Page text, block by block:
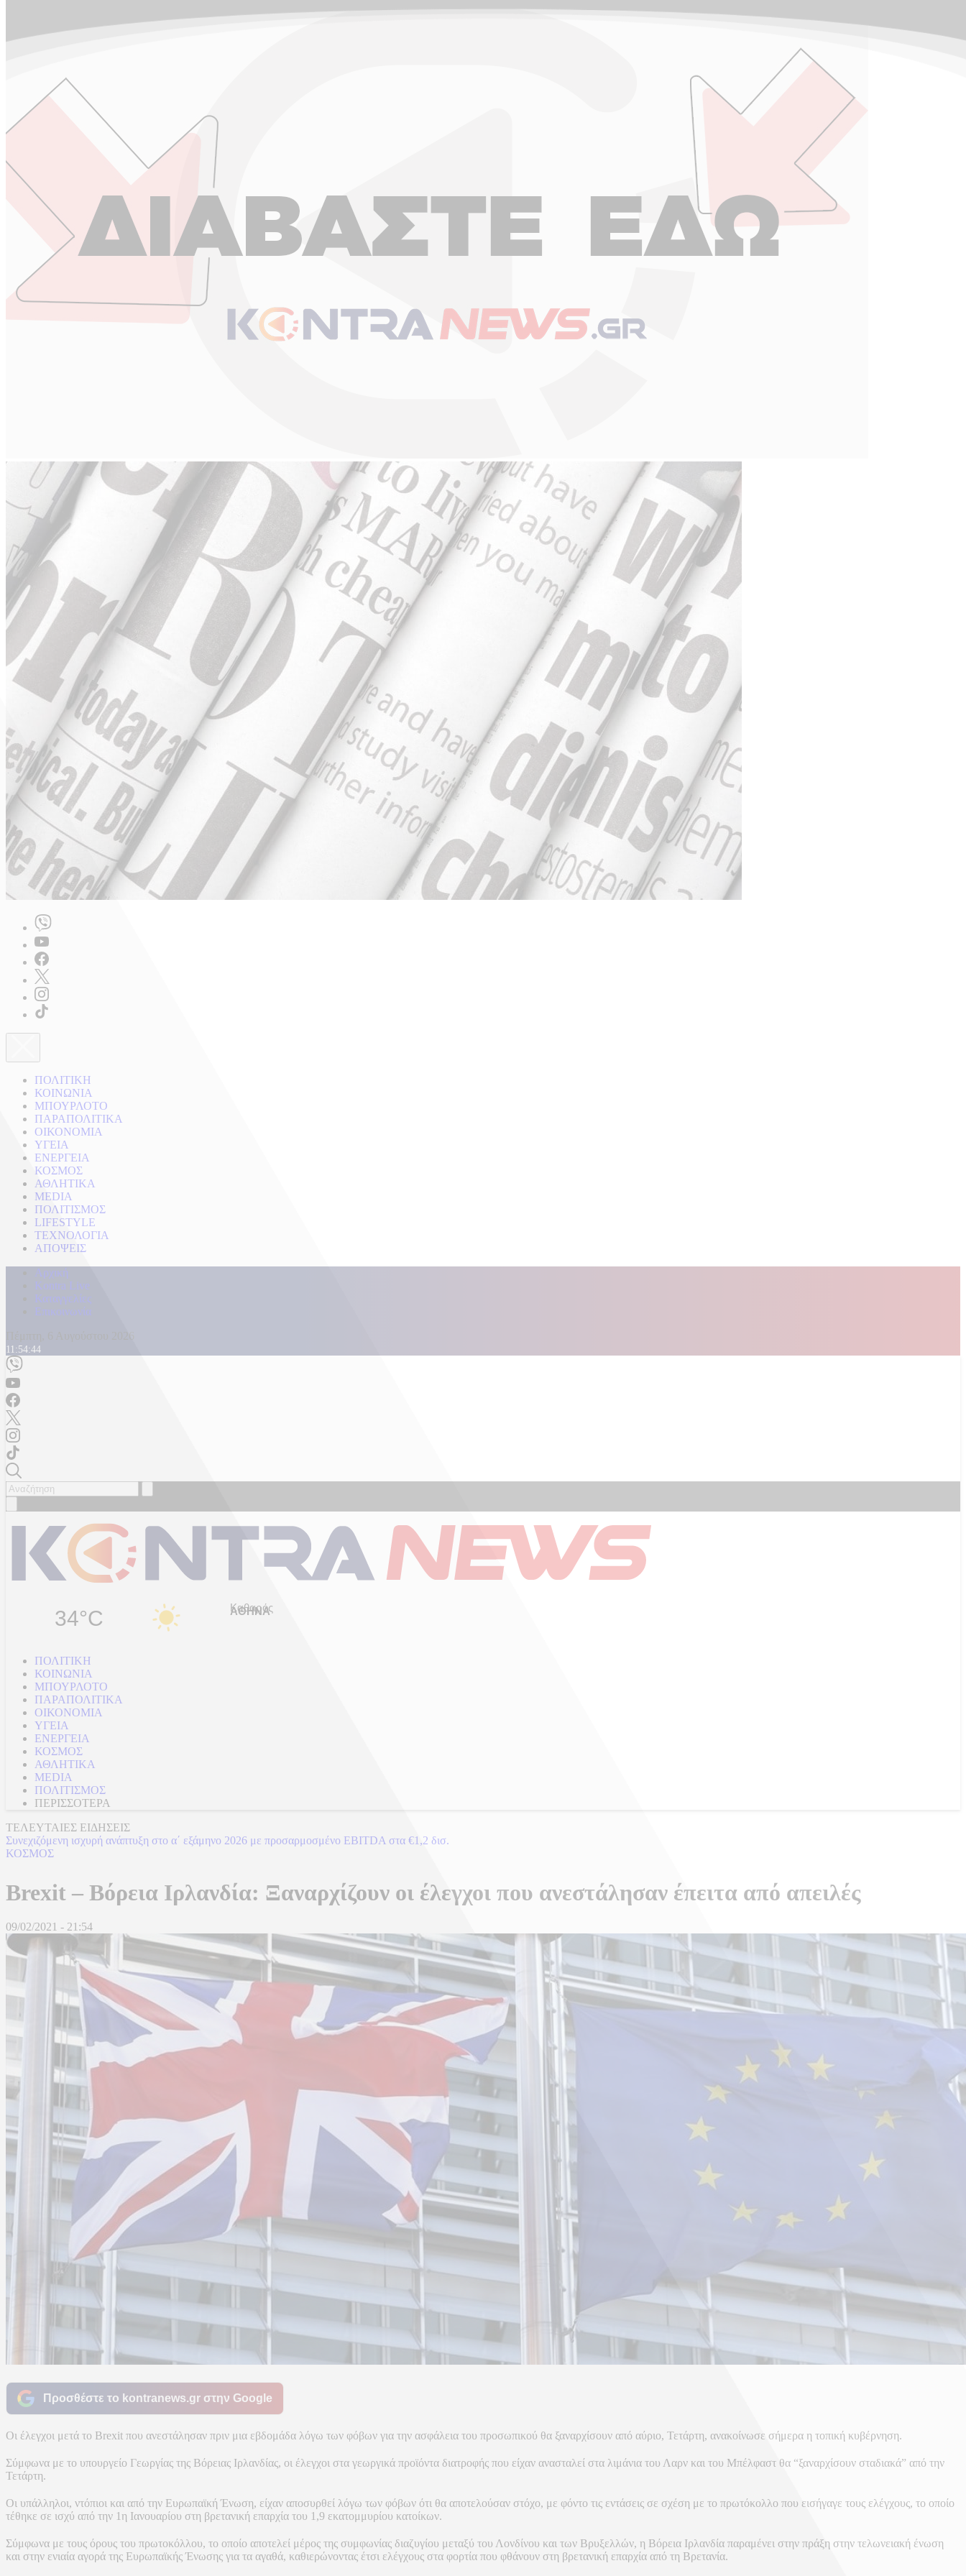
ΠΟΛΙΤΙΚΗ
ΚΟΙΝΩΝΙΑ
ΜΠΟΥΡΛΟΤΟ
ΠΑΡΑΠΟΛΙΤΙΚΑ
ΟΙΚΟΝΟΜΙΑ
ΥΓΕΙΑ
ΕΝΕΡΓΕΙΑ
ΚΟΣΜΟΣ
ΑΘΛΗΤΙΚΑ
MEDIA
ΠΟΛΙΤΙΣΜΟΣ
LIFESTYLE
ΤΕΧΝΟΛΟΓΙΑ
ΑΠΟΨΕΙΣ
Αρχική
Kontra Live
Καταγγελίες
Επικοινωνία
Πέμπτη, 6 Αυγούστου 2026
11:54:47
34°C Καθαρός
ΠΟΛΙΤΙΚΗ
ΚΟΙΝΩΝΙΑ
ΜΠΟΥΡΛΟΤΟ
ΠΑΡΑΠΟΛΙΤΙΚΑ
ΟΙΚΟΝΟΜΙΑ
ΥΓΕΙΑ
ΕΝΕΡΓΕΙΑ
ΚΟΣΜΟΣ
ΑΘΛΗΤΙΚΑ
MEDIA
ΠΟΛΙΤΙΣΜΟΣ
ΠΕΡΙΣΣΟΤΕΡΑ
ΤΕΛΕΥΤΑΙΕΣ ΕΙΔΗΣΕΙΣ
Συνεχιζόμενη ισχυρή ανάπτυξη στο α΄ εξάμηνο 2026 με προσαρμοσμένο EBITDA στα €1,2 δισ.
ΚΟΣΜΟΣ
Brexit – Βόρεια Ιρλανδία: Ξαναρχίζουν οι έλεγχοι που ανεστάλησαν έπειτα από απειλές
09/02/2021 - 21:54
Προσθέστε το kontranews.gr στην Google
Οι έλεγχοι μετά το Brexit που ανεστάλησαν πριν μια εβδομάδα λόγω των φόβων για την ασφάλεια του προσωπικού θα ξαναρχίσουν από αύριο, Τετάρτη, ανακοίνωσε σήμερα η τοπική κυβέρνηση.
Σύμφωνα με το υπουργείο Γεωργίας της Βόρειας Ιρλανδίας, οι έλεγχοι στα γεωργικά προϊόντα διατροφής που είχαν ανασταλεί στα λιμάνια του Λαρν και του Μπέλφαστ θα “ξαναρχίσουν σταδιακά” από την
Τετάρτη.
Οι υπάλληλοι, ντόπιοι και από την Ευρωπαϊκή Ένωση, είχαν αποσυρθεί λόγω των φόβων ότι θα αποτελούσαν στόχο, με φόντο τις εντάσεις σε σχέση με το πρωτόκολλο που εισήγαγε τους ελέγχους, το οποίο
τέθηκε σε ισχύ από την 1η Ιανουαρίου στη βρετανική επαρχία του 1,9 εκατομμυρίου κατοίκων.
Σύμφωνα με τους όρους του πρωτοκόλλου, το οποίο αποτελεί μέρος της συμφωνίας διαζυγίου μεταξύ του Λονδίνου και των Βρυξελλών, η Βόρεια Ιρλανδία παραμένει στην πράξη στην τελωνειακή ένωση
και στην ενιαία αγορά της Ευρωπαϊκής Ένωσης για τα αγαθά, καθιερώνοντας έτσι ελέγχους στα φορτία που φθάνουν στη βρετανική επαρχία από τη Βρετανία.